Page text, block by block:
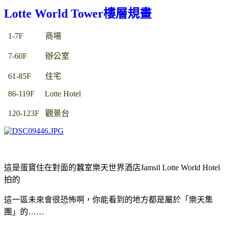
Lotte World Tower樓層規畫
1-7F 商場
7-60F 辦公室
61-85F 住宅
86-119F Lotte Hotel
120-123F 觀景台
這是蛋寶住在對面的蠶室樂天世界酒店Jamsil Lotte World Hotel
拍的
這一區未來會很恐怖啊， 你能看到的地方都是屬於「樂天集
團」的……